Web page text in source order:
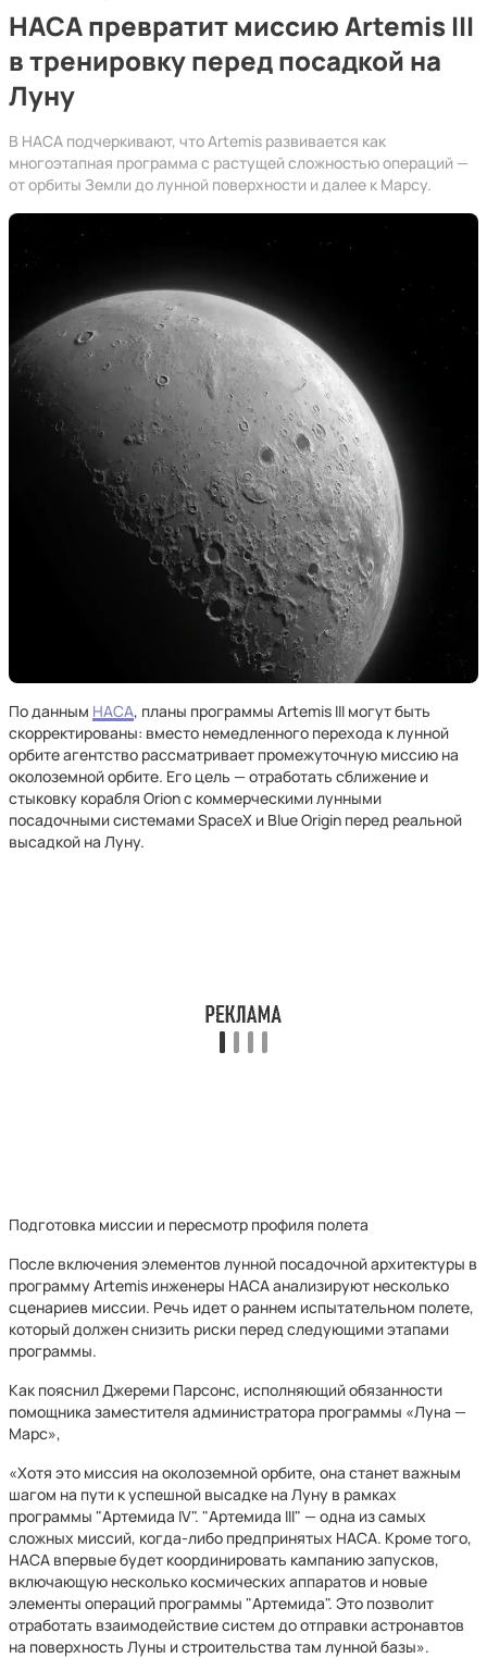
НАСА превратит миссию Artemis III
в тренировку перед посадкой на
Луну
В НАСА подчеркивают, что Artemis развивается как
многоэтапная программа с растущей сложностью операций —
от орбиты Земли до лунной поверхности и далее к Марсу.
По данным НАСА, планы программы Artemis III могут быть
скорректированы: вместо немедленного перехода к лунной
орбите агентство рассматривает промежуточную миссию на
околоземной орбите. Его цель — отработать сближение и
стыковку корабля Orion с коммерческими лунными
посадочными системами SpaceX и Blue Origin перед реальной
высадкой на Луну.
Подготовка миссии и пересмотр профиля полета
После включения элементов лунной посадочной архитектуры в
программу Artemis инженеры НАСА анализируют несколько
сценариев миссии. Речь идет о раннем испытательном полете,
который должен снизить риски перед следующими этапами
программы.
Как пояснил Джереми Парсонс, исполняющий обязанности
помощника заместителя администратора программы «Луна —
Марс»,
«Хотя это миссия на околоземной орбите, она станет важным
шагом на пути к успешной высадке на Луну в рамках
программы "Артемида IV". "Артемида III" — одна из самых
сложных миссий, когда-либо предпринятых НАСА. Кроме того,
НАСА впервые будет координировать кампанию запусков,
включающую несколько космических аппаратов и новые
элементы операций программы "Артемида". Это позволит
отработать взаимодействие систем до отправки астронавтов
на поверхность Луны и строительства там лунной базы».